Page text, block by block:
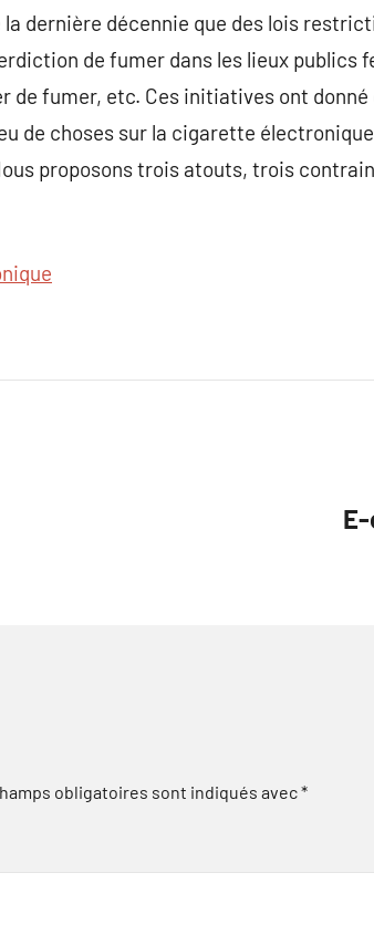
la dernière décennie que des lois
de fumer dans les lieux publics
de fumer, etc. Ces initiatives ont
de choses sur la cigarette
proposons trois atouts, trois
obligatoires sont indiqués avec*